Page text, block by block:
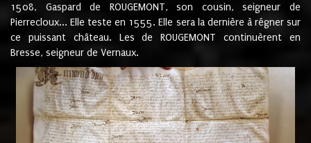
1508, Gaspard de ROUGEMONT, son cousin, seigneur de
Pierrecloux... Elle teste en 1555. Elle sera la dernière à régner sur
ce puissant château. Les de ROUGEMONT continuèrent en
Bresse, seigneur de Vernaux.